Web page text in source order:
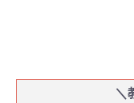
＼